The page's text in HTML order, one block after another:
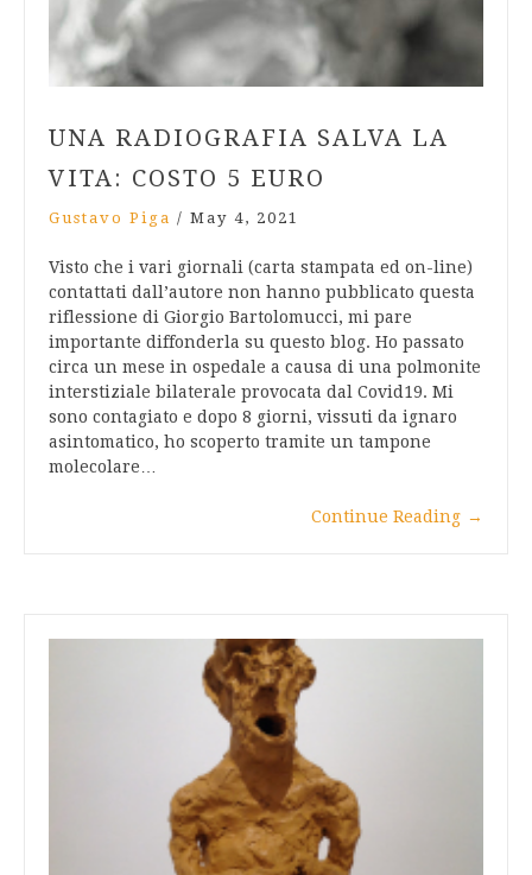
UNA RADIOGRAFIA SALVA LA
VITA: COSTO 5 EURO
Gustavo Piga / May 4, 2021
Visto che i vari giornali (carta stampata ed on-line)
contattati dall’autore non hanno pubblicato questa
riflessione di Giorgio Bartolomucci, mi pare
importante diffonderla su questo blog. Ho passato
circa un mese in ospedale a causa di una polmonite
interstiziale bilaterale provocata dal Covid19. Mi
sono contagiato e dopo 8 giorni, vissuti da ignaro
asintomatico, ho scoperto tramite un tampone
molecolare…
Continue Reading →